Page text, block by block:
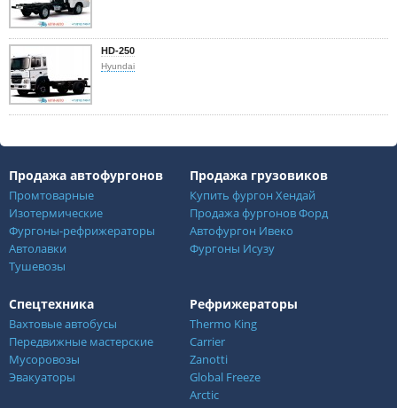
HD-250
Hyundai
Продажа автофургонов
Промтоварные
Изотермические
Фургоны-рефрижераторы
Автолавки
Тушевозы
Продажа грузовиков
Купить фургон Хендай
Продажа фургонов Форд
Автофургон Ивеко
Фургоны Исузу
Спецтехника
Вахтовые автобусы
Передвижные мастерские
Мусоровозы
Эвакуаторы
Рефрижераторы
Thermo King
Carrier
Zanotti
Global Freeze
Arctic